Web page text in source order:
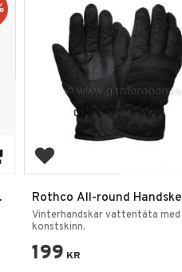
Lägg till i favoriter
Rothco All-round Handske
Fodrad
Vinterhandskar vattentäta med
konstskinn.
199 KR